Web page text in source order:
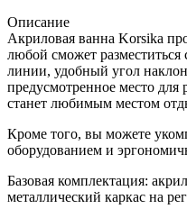
Описание
Акриловая ванна Korsika
любой сможет
линии, удобный угол
предусмотренное место для
станет любимым местом
Кроме того, вы можете
оборудованием и
Базовая комплектация:
металлический каркас на